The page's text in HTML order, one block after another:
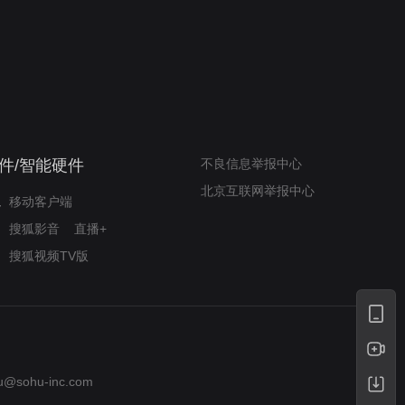
/智能硬件
移动客户端
搜狐影音
直播+
搜狐视频TV版
不良信息举报中心
北京互联网举报中心
inc.com